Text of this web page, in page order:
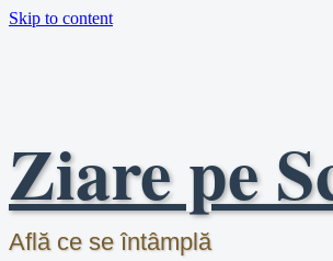
Skip to content
Ziare pe
Află ce se întâmplă